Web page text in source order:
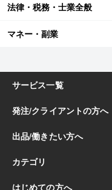
法律・税務・士業全般
マネー・副業